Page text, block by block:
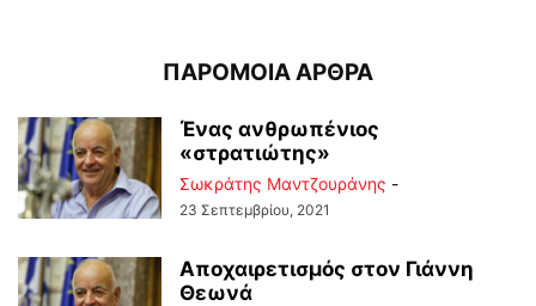
ΠΑΡΟΜΟΙΑ ΑΡΘΡΑ
Ένας ανθρωπένιος
«στρατιώτης»
Σωκράτης Μαντζουράνης -
23 Σεπτεμβρίου, 2021
Αποχαιρετισμός στον Γιάννη
Θεωνά